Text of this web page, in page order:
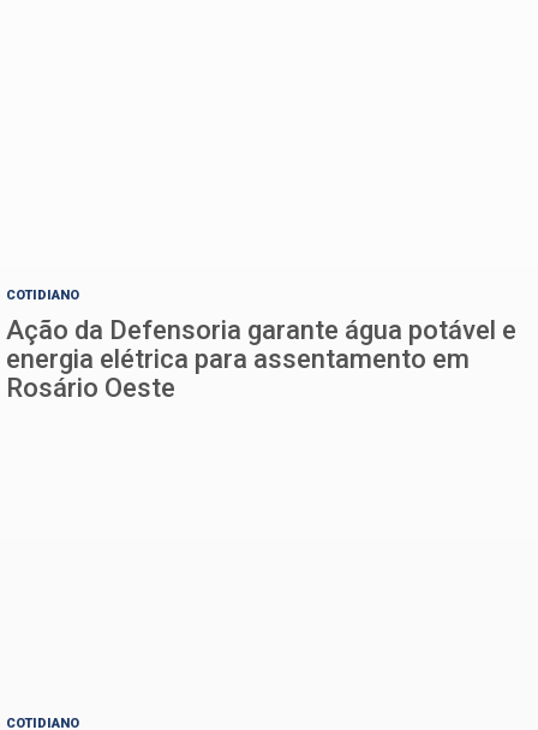
COTIDIANO
Ação da Defensoria garante água potável e
energia elétrica para assentamento em
Rosário Oeste
COTIDIANO